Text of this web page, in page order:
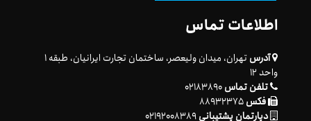
اطلاعات تماس
آدرس
تهران، میدان ولیعصر، ساختمان تجارت ایرانیان، طبقه ۱
واحد ۱۲
تلفن تماس۰۲۱۸۳۸۹۰
فکس
دپارتمان پشتیبانی۰۲۱۹۲۰۰۸۳۸۹